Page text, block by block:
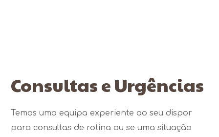
Consultas e Urgências
Temos uma equipa experiente ao seu dispor
para consultas de rotina ou se uma situação